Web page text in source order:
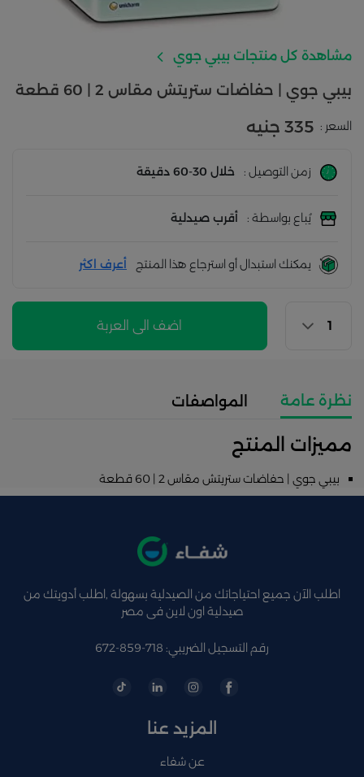
مشاهدة كل منتجات بيبي جوي
بيبي جوي | حفاضات ستريتش مقاس 2 | 60 قطعة
السعر : 335 جنيه
زمن التوصيل : خلال 30-60 دقيقة
يُباع بواسطة : أقرب صيدلية
يمكنك استبدال أو استرجاع هذا المنتج أعرف اكثر
اضف الى العربة
نظرة عامة المواصفات
مميزات المنتج
بيبي جوي | حفاضات ستريتش مقاس 2 | 60 قطعة
اطلب الآن جميع احتياجاتك من الصيدلية بسهولة ,اطلب أدويتك من
صيدلية اون لاين فى مصر
رقم التسجيل الضريبي: 718-859-672
المزيد عنا
عن شفاء